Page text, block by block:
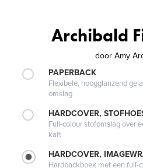
Archibald
door Amy
PAPERBACK
Flexibele, hoogglanzend
omslag
HARDCOVER,
Full-colour stofomslag over
kaft
HARDCOVER,
Hardbackboek met een full-